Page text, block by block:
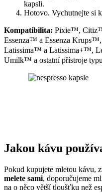
kapsli.
Hotovo. Vychutnejte si
Kompatibilita: Pixie™,
Essenza™ a Essenza
Latissima™ a Latissima+™,
Umilk™ a ostatní přístroje
Jakou kávu
Pokud kupujete mletou kávu,
melete sami, doporučujeme
na o něco větší tloušťku než